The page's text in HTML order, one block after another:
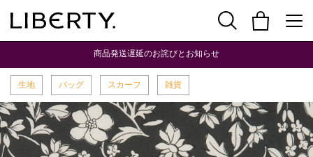
商品発送遅延のお詫びとお知らせ
生地 バッグ スカーフ 雑貨